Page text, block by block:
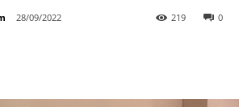
28/09/2022 0
219